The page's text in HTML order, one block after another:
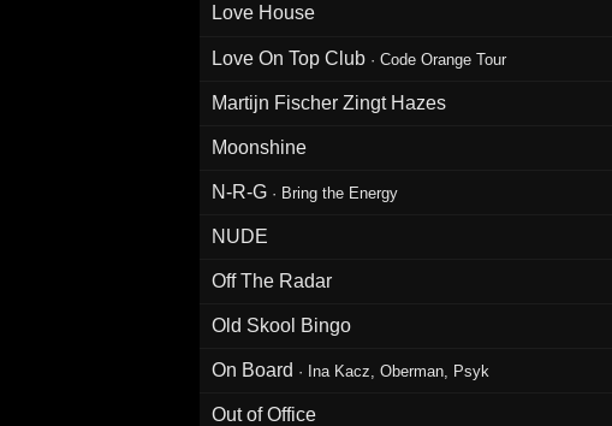
Love House
Love On Top Club · Code Orange Tour
Martijn Fischer Zingt Hazes
Moonshine
N-R-G · Bring the Energy
NUDE
Off The Radar
Old Skool Bingo
On Board · Ina Kacz, Oberman, Psyk
Out of Office